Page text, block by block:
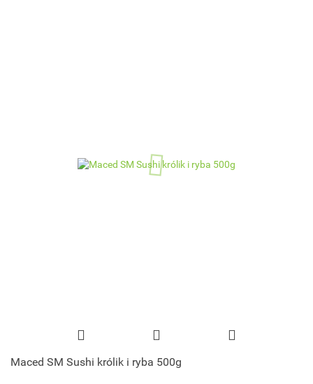
Maced SM Sushi królik i ryba 500g